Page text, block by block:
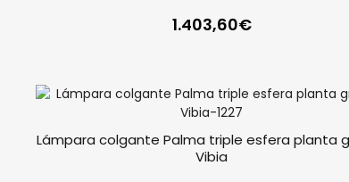
1.403,60€
Lámpara colgante Palma triple esfera planta
Vibia